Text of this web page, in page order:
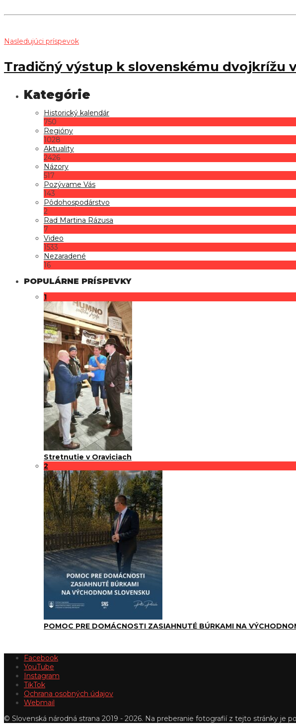
Nasledujúci príspevok
Tradičný výstup k slovenskému dvojkrížu
Historický kalendár
750
Regióny
1028
Aktuality
2426
Názory
517
Pozývame Vás
143
Pôdohospodárstvo
2
Rad Martina Rázusa
7
Video
1533
Nezaradené
16
POPULÁRNE PRÍSPEVKY
1
Stretnutie v Oraviciach
2
POMOC PRE DOMÁCNOSTI ZASIAHNUTÉ BÚRKAMI NA
Facebook
YouTube
Instagram
TikTok
Ochrana osobných údajov
Webmail
© Slovenská národná strana 2019 - 2026. Na preberanie fotografií z tejto stránky je